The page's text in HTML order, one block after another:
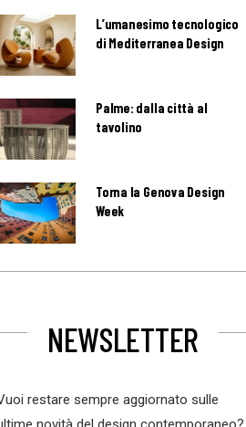
L’umanesimo tecnologico
di Mediterranea Design
Palme: dalla città al
tavolino
Torna la Genova Design
Week
NEWSLETTER
restare sempre aggiornato sulle